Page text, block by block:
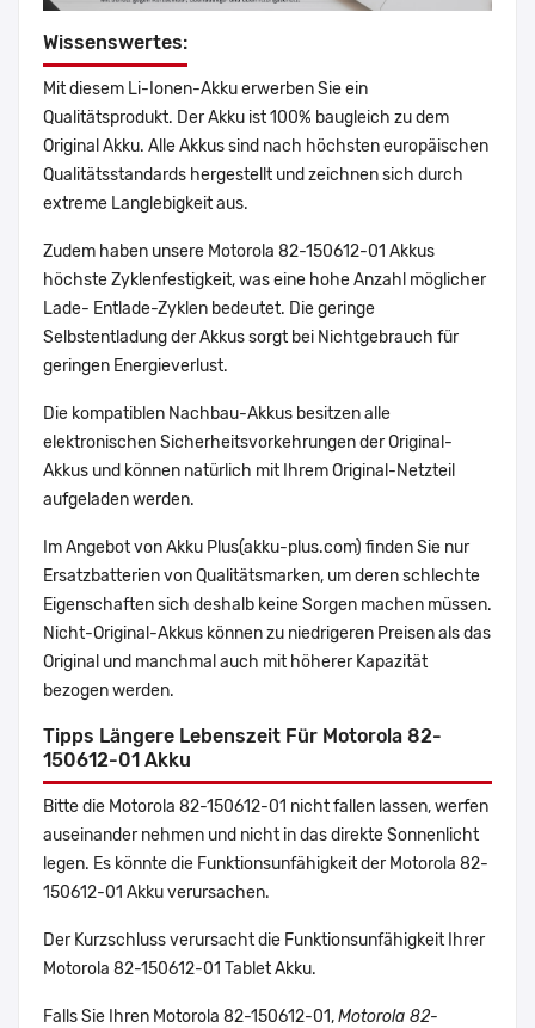
Wissenswertes:
Mit diesem Li-Ionen-Akku erwerben Sie ein
Qualitätsprodukt. Der Akku ist 100% baugleich zu dem
Original Akku. Alle Akkus sind nach höchsten europäischen
Qualitätsstandards hergestellt und zeichnen sich durch
extreme Langlebigkeit aus.
Zudem haben unsere Motorola 82-150612-01 Akkus
höchste Zyklenfestigkeit, was eine hohe Anzahl möglicher
Lade- Entlade-Zyklen bedeutet. Die geringe
Selbstentladung der Akkus sorgt bei Nichtgebrauch für
geringen Energieverlust.
Die kompatiblen Nachbau-Akkus besitzen alle
elektronischen Sicherheitsvorkehrungen der Original-
Akkus und können natürlich mit Ihrem Original-Netzteil
aufgeladen werden.
Im Angebot von Akku Plus(akku-plus.com) finden Sie nur
Ersatzbatterien von Qualitätsmarken, um deren schlechte
Eigenschaften sich deshalb keine Sorgen machen müssen.
Nicht-Original-Akkus können zu niedrigeren Preisen als das
Original und manchmal auch mit höherer Kapazität
bezogen werden.
Tipps Längere Lebenszeit Für Motorola 82-
150612-01 Akku
Bitte die Motorola 82-150612-01 nicht fallen lassen, werfen
auseinander nehmen und nicht in das direkte Sonnenlicht
legen. Es könnte die Funktionsunfähigkeit der Motorola 82-
150612-01 Akku verursachen.
Der Kurzschluss verursacht die Funktionsunfähigkeit Ihrer
Motorola 82-150612-01 Tablet Akku.
Falls Sie Ihren Motorola 82-150612-01,Motorola 82-